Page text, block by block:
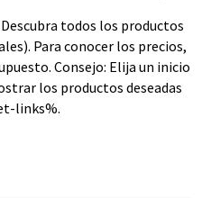
todos los productos
Para conocer los precios,
Consejo: Elija un inicio
los productos deseadas
links%.